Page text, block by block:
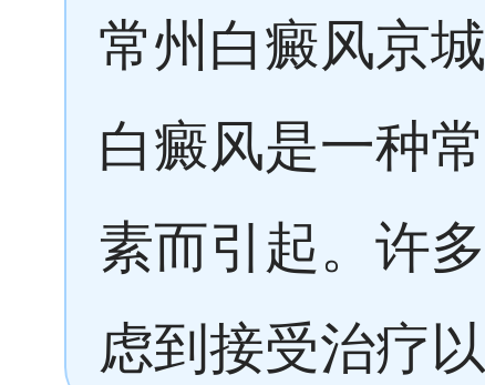
常州白癜风京
白癜风是一种
素而引起。许
虑到接受治疗